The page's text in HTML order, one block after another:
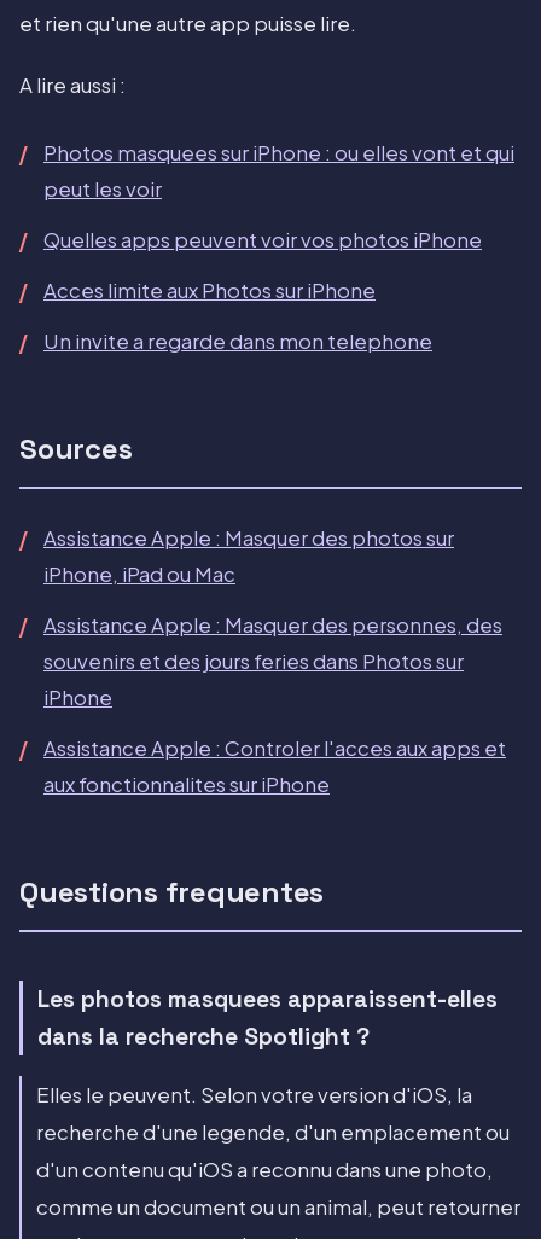
et rien qu'une autre app puisse lire.
A lire aussi :
Photos masquees sur iPhone : ou elles vont et qui
peut les voir
Quelles apps peuvent voir vos photos iPhone
Acces limite aux Photos sur iPhone
Un invite a regarde dans mon telephone
Sources
Assistance Apple : Masquer des photos sur
iPhone, iPad ou Mac
Assistance Apple : Masquer des personnes, des
souvenirs et des jours feries dans Photos sur
iPhone
Assistance Apple : Controler l'acces aux apps et
aux fonctionnalites sur iPhone
Questions frequentes
Les photos masquees apparaissent-elles
dans la recherche Spotlight ?
Elles le peuvent. Selon votre version d'iOS, la
recherche d'une legende, d'un emplacement ou
d'un contenu qu'iOS a reconnu dans une photo,
comme un document ou un animal, peut retourner